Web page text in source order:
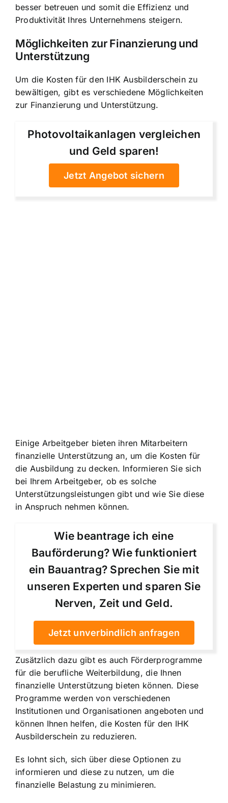
besser betreuen und somit die Effizienz und
Produktivität Ihres Unternehmens steigern.
Möglichkeiten zur Finanzierung und
Unterstützung
Um die Kosten für den IHK Ausbilderschein zu
bewältigen, gibt es verschiedene Möglichkeiten
zur Finanzierung und Unterstützung.
Photovoltaikanlagen vergleichen
und Geld sparen!
Jetzt Angebot sichern
Einige Arbeitgeber bieten ihren Mitarbeitern
finanzielle Unterstützung an, um die Kosten für
die Ausbildung zu decken. Informieren Sie sich
bei Ihrem Arbeitgeber, ob es solche
Unterstützungsleistungen gibt und wie Sie diese
in Anspruch nehmen können.
Wie beantrage ich eine
Bauförderung? Wie funktioniert
ein Bauantrag? Sprechen Sie mit
unseren Experten und sparen Sie
Nerven, Zeit und Geld.
Jetzt unverbindlich anfragen
Zusätzlich dazu gibt es auch Förderprogramme
für die berufliche Weiterbildung, die Ihnen
finanzielle Unterstützung bieten können. Diese
Programme werden von verschiedenen
Institutionen und Organisationen angeboten und
können Ihnen helfen, die Kosten für den IHK
Ausbilderschein zu reduzieren.
Es lohnt sich, sich über diese Optionen zu
informieren und diese zu nutzen, um die
finanzielle Belastung zu minimieren.